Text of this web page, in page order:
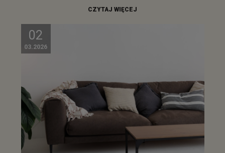
CZYTAJ WIĘCEJ
02
03.2026